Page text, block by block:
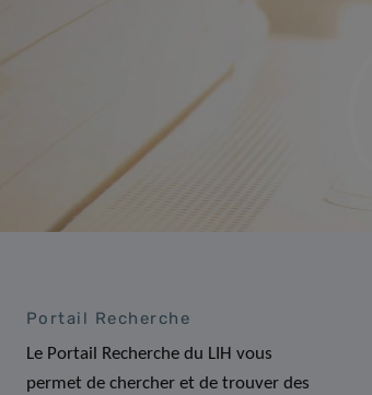
Portail Recherche
Le Portail Recherche du LIH vous
permet de chercher et de trouver des